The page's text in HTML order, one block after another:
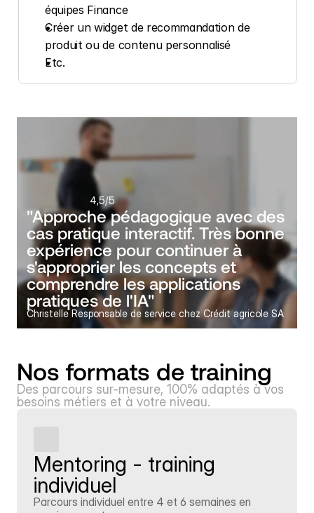
équipes Finance
Créer un widget de recommandation de
produit ou de contenu personnalisé
Etc.
4,5/5
"Approche pédagogique avec des
cas pratique interactif. Très bonne
expérience pour continuer à
s'approprier les concepts et
comprendre les applications
pratiques de l'IA"
Christelle Responsable de service chez Crédit agricole SA
Nos formats de training
Des parcours sur-mesure, 100% adaptés à vos
besoins métiers et à votre niveau.
Mentoring - training
individuel
Parcours individuel entre 4 et 6 semaines en